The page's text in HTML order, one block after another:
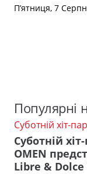
П’ятниця, 7
Популярні
Суботній хіт-
Суботній
OMEN
Libre &